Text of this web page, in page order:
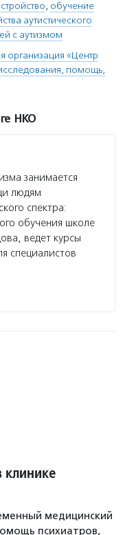
, обучение
аутистического
с аутизмом
организация «Центр
помощь,
НКО
занимается
людям
спектра:
обучения школе
ведет курсы
специалистов
медицинский
психиатров,